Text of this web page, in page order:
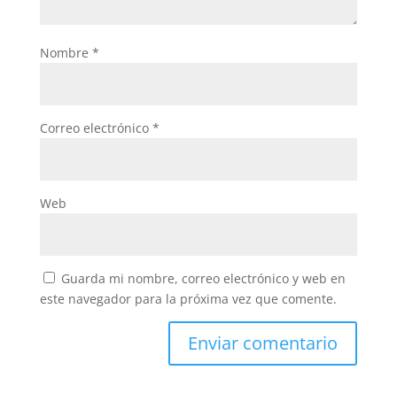
Nombre *
Correo electrónico *
Web
Guarda mi nombre, correo electrónico y web en
este navegador para la próxima vez que comente.